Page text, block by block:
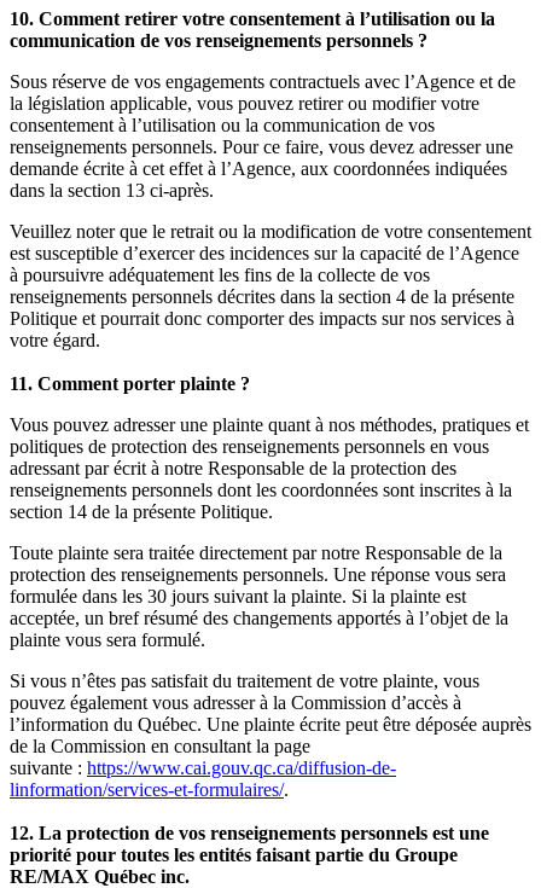
10. Comment retirer votre consentement à l’utilisation ou la
communication de vos renseignements personnels ?
Sous réserve de vos engagements contractuels avec l’Agence et de
la législation applicable, vous pouvez retirer ou modifier votre
consentement à l’utilisation ou la communication de vos
renseignements personnels. Pour ce faire, vous devez adresser une
demande écrite à cet effet à l’Agence, aux coordonnées indiquées
dans la section 13 ci-après.
Veuillez noter que le retrait ou la modification de votre consentement
est susceptible d’exercer des incidences sur la capacité de l’Agence
à poursuivre adéquatement les fins de la collecte de vos
renseignements personnels décrites dans la section 4 de la présente
Politique et pourrait donc comporter des impacts sur nos services à
votre égard.
11. Comment porter plainte ?
Vous pouvez adresser une plainte quant à nos méthodes, pratiques et
politiques de protection des renseignements personnels en vous
adressant par écrit à notre Responsable de la protection des
renseignements personnels dont les coordonnées sont inscrites à la
section 14 de la présente Politique.
Toute plainte sera traitée directement par notre Responsable de la
protection des renseignements personnels. Une réponse vous sera
formulée dans les 30 jours suivant la plainte. Si la plainte est
acceptée, un bref résumé des changements apportés à l’objet de la
plainte vous sera formulé.
Si vous n’êtes pas satisfait du traitement de votre plainte, vous
pouvez également vous adresser à la Commission d’accès à
l’information du Québec. Une plainte écrite peut être déposée auprès
de la Commission en consultant la page
suivante : https://www.cai.gouv.qc.ca/diffusion-de-
linformation/services-et-formulaires/.
12. La protection de vos renseignements personnels est une
priorité pour toutes les entités faisant partie du Groupe
RE/MAX Québec inc.